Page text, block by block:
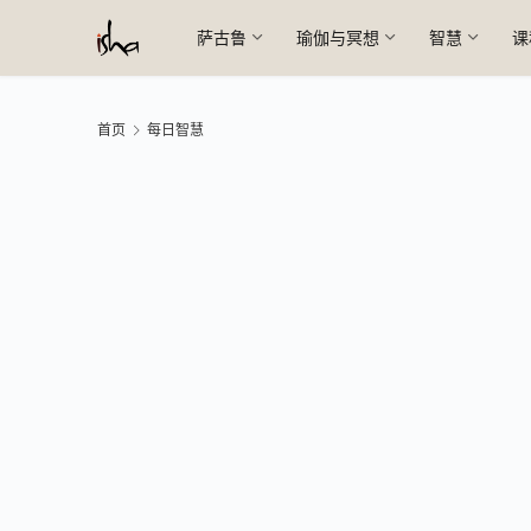
萨古鲁 瑜伽与冥想 智慧
首页 每日智慧